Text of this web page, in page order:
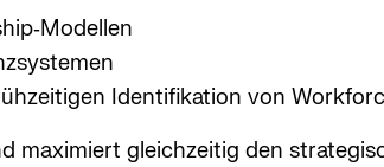
Identifikation von
maximiert gleichzeitig den